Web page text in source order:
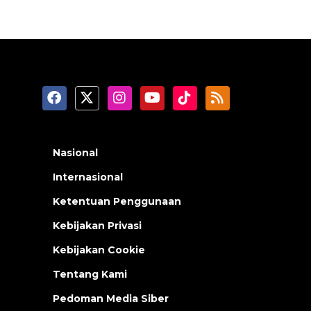
Nasional
Internasional
Ketentuan Penggunaan
Kebijakan Privasi
Kebijakan Cookie
Tentang Kami
Pedoman Media Siber